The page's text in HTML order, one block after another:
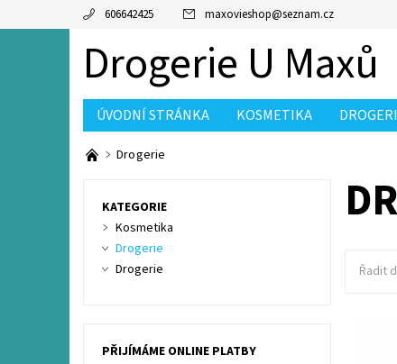
606642425 maxovieshop@seznam.cz
Drogerie U Maxů
ÚVODNÍ STRÁNKA KOSMETIKA
KONTAKT
Drogerie
Řadit
KATEGORIE
Kosmetika
Drogerie
Drogerie
PŘIJÍMÁME ONLINE PLATBY